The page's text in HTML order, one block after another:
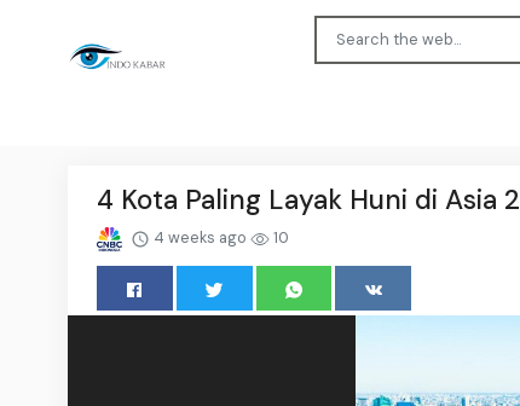
4 Kota Paling Layak Huni di Asia
4 weeks ago 10